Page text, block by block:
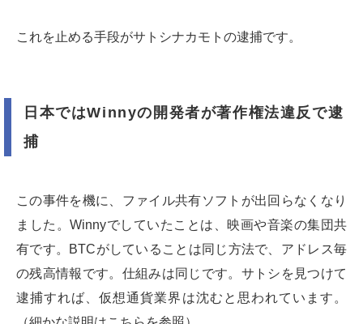
これを止める手段がサトシナカモトの逮捕です。
日本ではWinnyの開発者が著作権法違反で逮
捕
この事件を機に、ファイル共有ソフトが出回らなくなり
ました。Winnyでしていたことは、映画や音楽の集団共
有です。BTCがしていることは同じ方法で、アドレス毎
の残高情報です。仕組みは同じです。サトシを見つけて
逮捕すれば、仮想通貨業界は沈むと思われています。